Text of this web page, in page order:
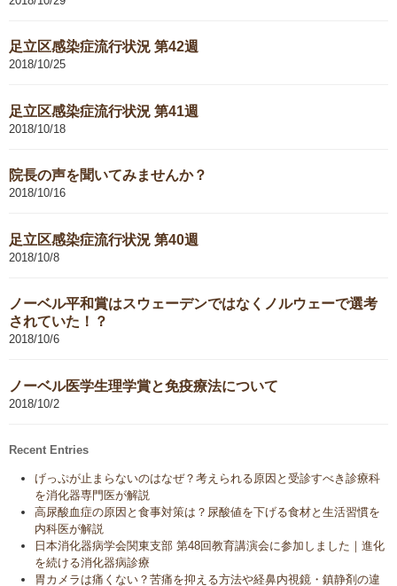
足立区感染症流行状況 第42週
2018/10/25
足立区感染症流行状況 第41週
2018/10/18
院長の声を聞いてみませんか？
2018/10/16
足立区感染症流行状況 第40週
2018/10/8
ノーベル平和賞はスウェーデンではなくノルウェーで選考
されていた！？
2018/10/6
ノーベル医学生理学賞と免疫療法について
2018/10/2
Recent Entries
げっぷが止まらないのはなぜ？考えられる原因と受診すべき診療科
を消化器専門医が解説
高尿酸血症の原因と食事対策は？尿酸値を下げる食材と生活習慣を
内科医が解説
日本消化器病学会関東支部 第48回教育講演会に参加しました｜進化
を続ける消化器病診療
胃カメラは痛くない？苦痛を抑える方法や経鼻内視鏡・鎮静剤の違